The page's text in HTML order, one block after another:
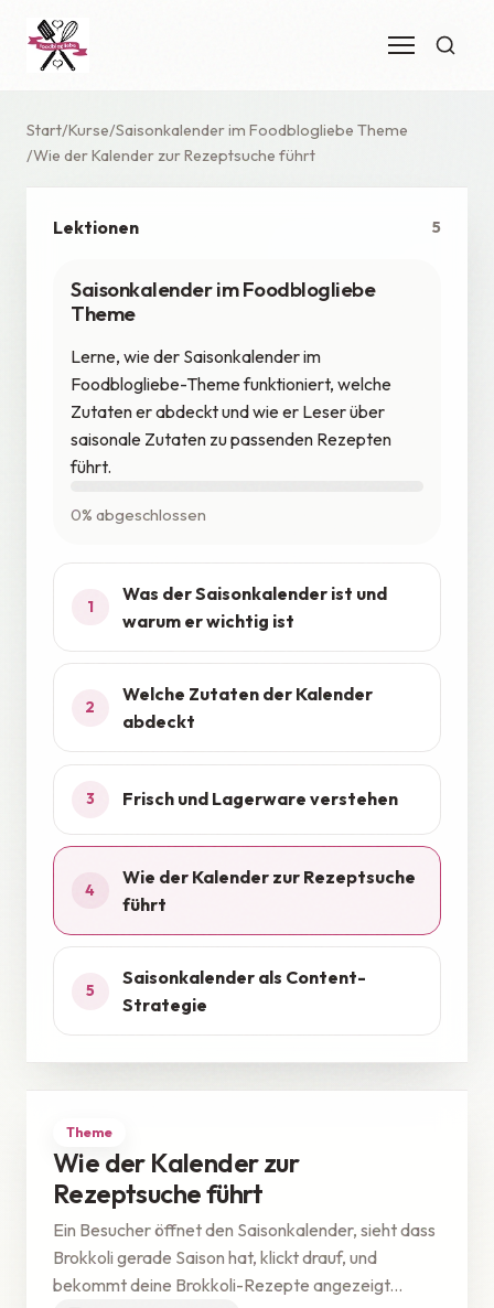
Start Kurse Saisonkalender im Foodblogliebe Theme
Wie der Kalender zur Rezeptsuche führt
Lektionen 5
Saisonkalender im Foodblogliebe
Theme
Lerne, wie der Saisonkalender im
Foodblogliebe-Theme funktioniert, welche
Zutaten er abdeckt und wie er Leser über
saisonale Zutaten zu passenden Rezepten
führt.
0% abgeschlossen
1
Was der Saisonkalender ist und
warum er wichtig ist
2
Welche Zutaten der Kalender
abdeckt
3 Frisch und Lagerware verstehen
4
Wie der Kalender zur Rezeptsuche
führt
5
Saisonkalender als Content-
Strategie
Theme
Wie der Kalender zur
Rezeptsuche führt
Ein Besucher öffnet den Saisonkalender, sieht dass
Brokkoli gerade Saison hat, klickt drauf, und
bekommt deine Brokkoli-Rezepte angezeigt...